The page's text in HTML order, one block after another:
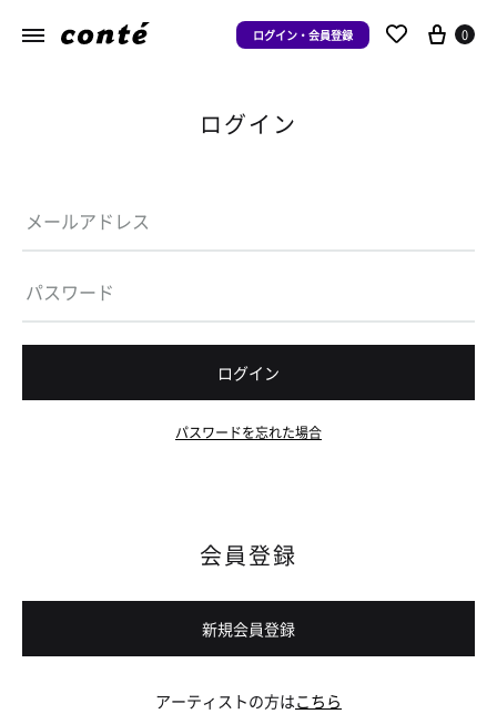
ログイン・会員登録 0
ログイン
ログイン
パスワードを忘れた場合
会員登録
新規会員登録
アーティストの方はこちら